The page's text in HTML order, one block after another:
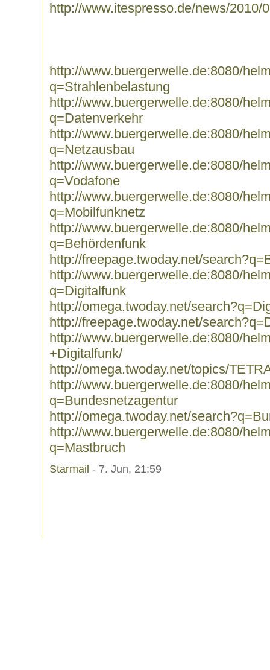
http://www.itespresso.de/news/
http://www.buergerwelle.de:8080/
q=Strahlenbelastung
http://www.buergerwelle.de:8080/
q=Datenverkehr
http://www.buergerwelle.de:8080/
q=Netzausbau
http://www.buergerwelle.de:8080/
q=Vodafone
http://www.buergerwelle.de:8080/
q=Mobilfunknetz
http://www.buergerwelle.de:8080/
q=Behördenfunk
http://freepage.twoday.net/
http://www.buergerwelle.de:8080/
q=Digitalfunk
http://omega.twoday.net/
http://freepage.twoday.net/
http://www.buergerwelle.de:8080/
+Digitalfunk/
http://omega.twoday.net/topics/
http://www.buergerwelle.de:8080/
q=Bundesnetzagentur
http://omega.twoday.net/
http://www.buergerwelle.de:8080/
q=Mastbruch
Starmail - 7. Jun, 21:59